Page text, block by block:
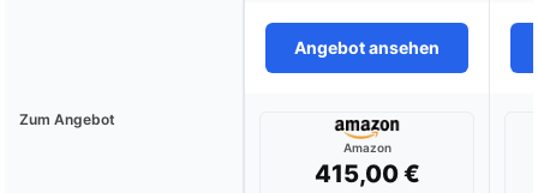
Angebot ansehen
Zum Angebot
Amazon
415,00 €